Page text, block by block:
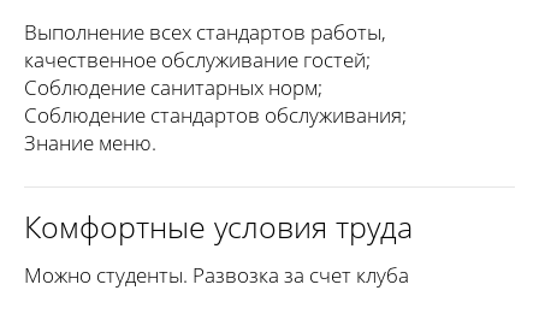
Выполнение всех стандартов работы,
качественное обслуживание гостей;
Соблюдение санитарных норм;
Соблюдение стандартов обслуживания;
Знание меню.
Комфортные условия труда
Можно студенты. Развозка за счет клуба